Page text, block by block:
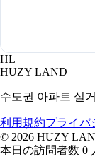
HL
HUZY LAND
수도권 아파트 실
利用規約プライバ
© 2026 HUZY
本日の訪問者数 0